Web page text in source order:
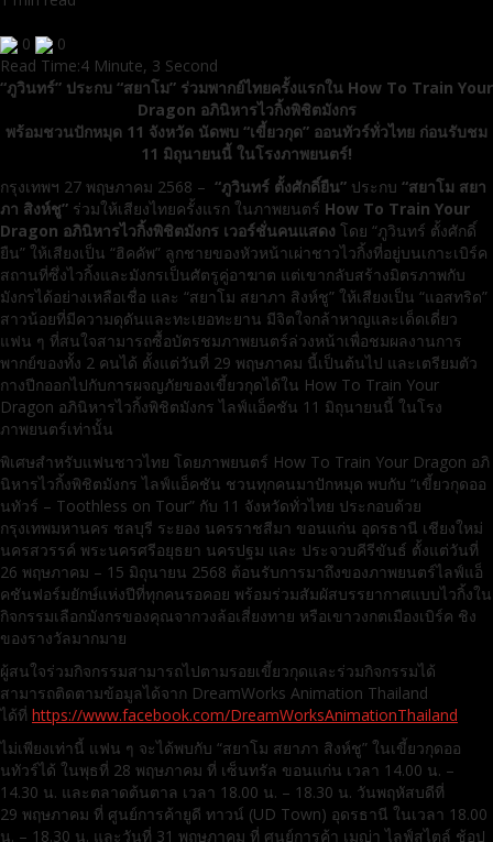
0
0
Read Time:4 Minute, 3 Second
“ภูวินทร์” ประกบ “สยาโม” ร่วมพากย์ไทยครั้งแรกใน How To Train Your
Dragon อภินิหารไวกิ้งพิชิตมังกร
พร้อมชวนปักหมุด 11 จังหวัด นัดพบ “เขี้ยวกุด” ออนทัวร์ทั่วไทย ก่อนรับชม
11 มิถุนายนนี้ ในโรงภาพยนตร์!
กรุงเทพฯ 27 พฤษภาคม 2568 – “ภูวินทร์ ตั้งศักดิ์ยืน” ประกบ “สยาโม สยา
ภา สิงห์ชู” ร่วมให้เสียงไทยครั้งแรก ในภาพยนตร์ How To Train Your
Dragon อภินิหารไวกิ้งพิชิตมังกร เวอร์ชั่นคนแสดง โดย “ภูวินทร์ ตั้งศักดิ์
ยืน” ให้เสียงเป็น “ฮิคคัพ” ลูกชายของหัวหน้าเผ่าชาวไวกิ้งที่อยู่บนเกาะเบิร์ค
สถานที่ซึ่งไวกิ้งและมังกรเป็นศัตรูคู่อาฆาต แต่เขากลับสร้างมิตรภาพกับ
มังกรได้อย่างเหลือเชื่อ และ “สยาโม สยาภา สิงห์ชู” ให้เสียงเป็น “แอสทริด”
สาวน้อยที่มีความดุดันและทะเยอทะยาน มีจิตใจกล้าหาญและเด็ดเดี่ยว
แฟน ๆ ที่สนใจสามารถซื้อบัตรชมภาพยนตร์ล่วงหน้าเพื่อชมผลงานการ
พากย์ของทั้ง 2 คนได้ ตั้งแต่วันที่ 29 พฤษภาคม นี้เป็นต้นไป และเตรียมตัว
กางปีกออกไปกับการผจญภัยของเขี้ยวกุดได้ใน How To Train Your
Dragon อภินิหารไวกิ้งพิชิตมังกร ไลฟ์แอ็คชัน 11 มิถุนายนนี้ ในโรง
ภาพยนตร์เท่านั้น
พิเศษสำหรับแฟนชาวไทย โดยภาพยนตร์ How To Train Your Dragon อภิ
นิหารไวกิ้งพิชิตมังกร ไลฟ์แอ็คชัน ชวนทุกคนมาปักหมุด พบกับ “เขี้ยวกุดออ
นทัวร์ – Toothless on Tour” กับ 11 จังหวัดทั่วไทย ประกอบด้วย
กรุงเทพมหานคร ชลบุรี ระยอง นครราชสีมา ขอนแก่น อุดรธานี เชียงใหม่
นครสวรรค์ พระนครศรีอยุธยา นครปฐม และ ประจวบคีรีขันธ์ ตั้งแต่วันที่
26 พฤษภาคม – 15 มิถุนายน 2568 ต้อนรับการมาถึงของภาพยนตร์ไลฟ์แอ็
คชันฟอร์มยักษ์แห่งปีที่ทุกคนรอคอย พร้อมร่วมสัมผัสบรรยากาศแบบไวกิ้งใน
กิจกรรมเลือกมังกรของคุณจากวงล้อเสี่ยงทาย หรือเขาวงกตเมืองเบิร์ค ชิง
ของรางวัลมากมาย
ผู้สนใจร่วมกิจกรรมสามารถไปตามรอยเขี้ยวกุดและร่วมกิจกรรมได้
สามารถติดตามข้อมูลได้จาก DreamWorks Animation Thailand
ได้ที่ https://www.facebook.com/DreamWorksAnimationThailand
ไม่เพียงเท่านี้ แฟน ๆ จะได้พบกับ “สยาโม สยาภา สิงห์ชู” ในเขี้ยวกุดออ
นทัวร์ได้ ในพุธที่ 28 พฤษภาคม ที่ เซ็นทรัล ขอนแก่น เวลา 14.00 น. –
14.30 น. และตลาดต้นตาล เวลา 18.00 น. – 18.30 น. วันพฤหัสบดีที่
29 พฤษภาคม ที่ ศูนย์การค้ายูดี ทาวน์ (UD Town) อุดรธานี ในเวลา 18.00
น. – 18.30 น. และวันที่ 31 พฤษภาคม ที่ ศูนย์การค้า เมญ่า ไลฟ์สไตล์ ช้อป